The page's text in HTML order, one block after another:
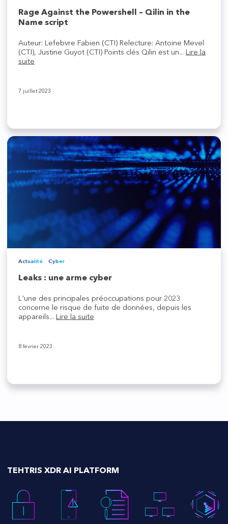
Rage Against the Powershell – Qilin in the
Name script
Auteur: Lefebvre Fabien (CTI) Relecture: Antoine Mevel
(CTI), Justine Guyot (CTI) Points clés Qilin est un... Lire la
suite
7 juillet 2023
Actualité Cyber
Leaks : une arme cyber
L'une des principales préoccupations pour 2023
concerne le risque de fuite de données, depuis les
appareils... Lire la suite
8 février 2023
TEHTRIS XDR AI PLATFORM